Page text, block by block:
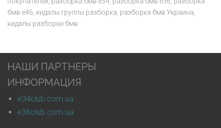
бмв е46, кидалы группы разборка, разборка бмв Украина,
кидалы разборки бмв
НАШИ ПАРТНЕРЫ
ИНФОРМАЦИЯ
e34club.com.ua
e36club.com.ua